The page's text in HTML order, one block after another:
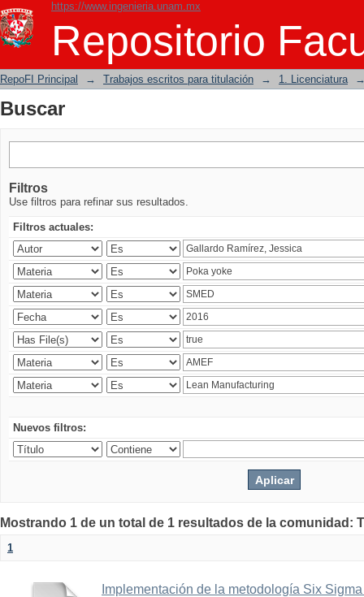
https://www.ingenieria.unam.mx
Repositorio
Buscar
RepoFI Principal → Trabajos escritos para titulación → 1. Licenciatura
Buscar
Filtros
Use filtros para refinar sus resultados.
Filtros actuales:
Nuevos filtros:
Mostrando 1 de un total de 1 resultados de la comunidad:
1
Implementación de la metodología Six